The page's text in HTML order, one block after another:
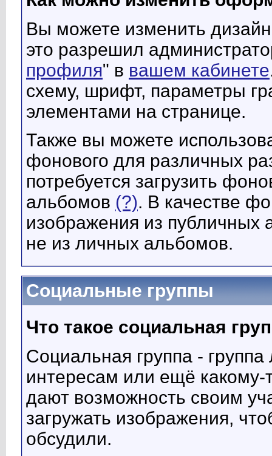
Вы можете изменить
это разрешил
профиля" в вашем кабинете
схему, шрифт, параметры
элементами на странице.
Также вы можете
фонового для различных
потребуется загрузить
альбомов (?). В качестве
изображения из
не из личных альбомов.
Социальные группы
Что такое социальная
Социальная группа -
интересам или ещё какому-
дают возможность своим
загружать изображения,
обсудили.